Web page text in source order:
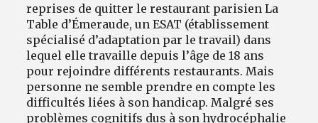
reprises de quitter le restaurant parisien La
Table d’Émeraude, un ESAT (établissement
spécialisé d’adaptation par le travail) dans
lequel elle travaille depuis l’âge de 18 ans
pour rejoindre différents restaurants. Mais
personne ne semble prendre en compte les
difficultés liées à son handicap. Malgré ses
problèmes cognitifs dus à son hydrocéphalie